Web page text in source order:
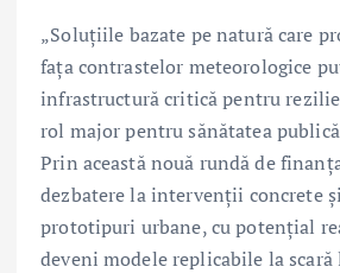
„Soluțiile bazate pe natură care
fața contrastelor meteorologice
infrastructură critică pentru
rol major pentru sănătatea
Prin această nouă rundă de
dezbatere la intervenții concrete
prototipuri urbane, cu potențial
deveni modele replicabile la scară